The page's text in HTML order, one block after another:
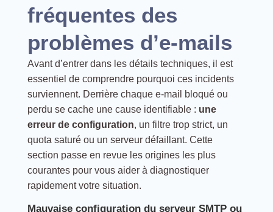
fréquentes des
problèmes d’e-mails
Avant d’entrer dans les détails techniques, il est
essentiel de comprendre pourquoi ces incidents
surviennent. Derrière chaque e-mail bloqué ou
perdu se cache une cause identifiable : une
erreur de configuration, un filtre trop strict, un
quota saturé ou un serveur défaillant. Cette
section passe en revue les origines les plus
courantes pour vous aider à diagnostiquer
rapidement votre situation.
Mauvaise configuration du serveur SMTP ou